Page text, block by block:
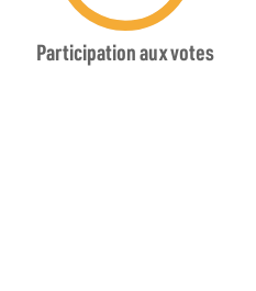
Participation aux votes